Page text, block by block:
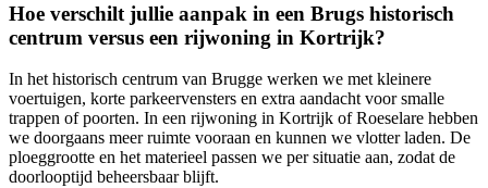
Hoe verschilt jullie aanpak in een Brugs historisch
centrum versus een rijwoning in Kortrijk?
In het historisch centrum van Brugge werken we met kleinere
voertuigen, korte parkeervensters en extra aandacht voor smalle
trappen of poorten. In een rijwoning in Kortrijk of Roeselare hebben
we doorgaans meer ruimte vooraan en kunnen we vlotter laden. De
ploeggrootte en het materieel passen we per situatie aan, zodat de
doorlooptijd beheersbaar blijft.